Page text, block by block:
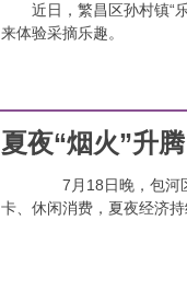
近日，繁昌区孙村镇“
来体验采摘乐趣。
夏夜“烟火”升腾
7月18日晚，包河区
卡、休闲消费，夏夜经济